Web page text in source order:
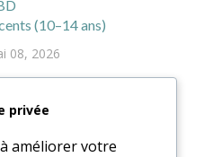
(10–14 ans)
08, 2026
privée
améliorer votre